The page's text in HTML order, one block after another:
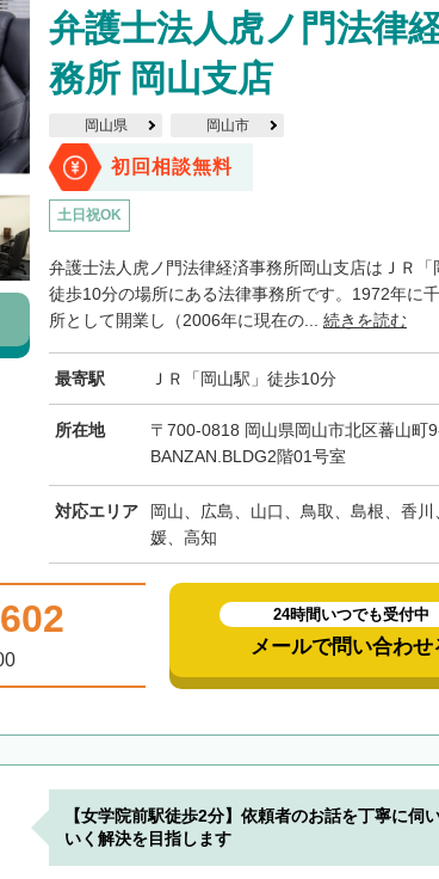
弁護士法人虎ノ門法律
務所 岡山支店
岡山県 岡山市
初回相談無料
土日祝OK
弁護士法人虎ノ門法律経済事務所岡山支店はＪＲ「
徒歩10分の場所にある法律事務所です。1972年に
所として開業し（2006年に現在の... 続きを読む
最寄駅 ＪＲ「岡山駅」徒歩10分
所在地
〒700-0818 岡山県岡山市北区蕃山町
BANZAN.BLDG2階01号室
対応エリア
岡山、広島、山口、鳥取、島根、香川
媛、高知
24時間いつでも受付中
メールで問い合わせ
【女学院前駅徒歩2分】依頼者のお話を丁寧に伺
いく解決を目指します